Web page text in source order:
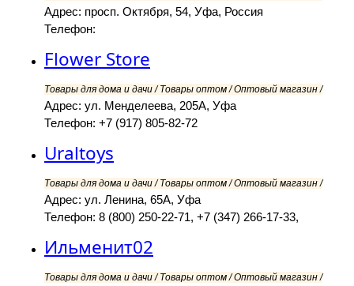
Адрес: просп. Октября, 54, Уфа, Россия
Телефон:
Flower Store
Товары для дома и дачи / Товары оптом / Оптовый магазин /
Адрес: ул. Менделеева, 205А, Уфа
Телефон: +7 (917) 805-82-72
Uraltoys
Товары для дома и дачи / Товары оптом / Оптовый магазин /
Адрес: ул. Ленина, 65А, Уфа
Телефон: 8 (800) 250-22-71, +7 (347) 266-17-33,
Ильменит02
Товары для дома и дачи / Товары оптом / Оптовый магазин /